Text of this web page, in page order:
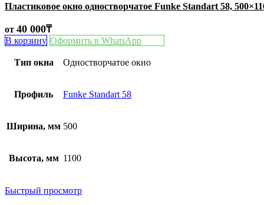
Пластиковое окно одностворчатое Funke Standart 58,
от 40 000₸
В корзину Оформить в WhatsApp
Тип окна Одностворчатое окно
Профиль Funke Standart 58
Ширина, мм 500
Высота, мм 1100
Быстрый просмотр